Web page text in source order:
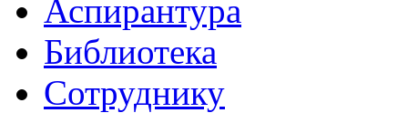
Аспирантура
Библиотека
Сотруднику